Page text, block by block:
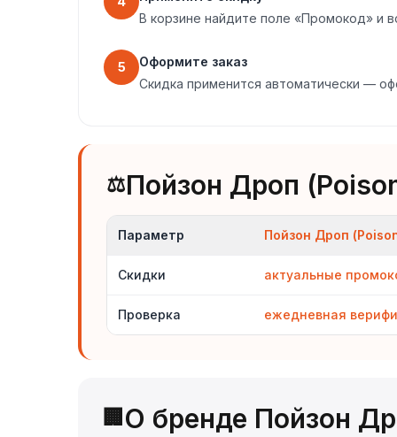
В корзине найдите поле «Промокод» и
5
Оформите заказ
Скидка применится автоматически —
⚖️Пойзон Дроп
Параметр Пойзон Дроп
Скидки актуальные
Проверка ежедневная
🏢 О бренде Пойзон